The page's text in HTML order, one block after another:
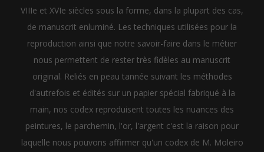
VIIIe et XVIe siècles sous la forme, dans la plupart des cas,
de manuscrit enluminé. Les techniques utilisées pour la
reproduction ainsi que notre savoir-faire dans le métier
nous permettent de rester très fidèles au manuscrit
original. Reliés en peau tannée suivant les méthodes
d'autrefois et édités sur un papier spécial fabriqué à la
main, nos codex reproduisent toutes les nuances des
peintures, le parchemin, l'or, l'argent c'est la raison pour
laquelle nous pouvons affirmer qu'un codex de M. Moleiro